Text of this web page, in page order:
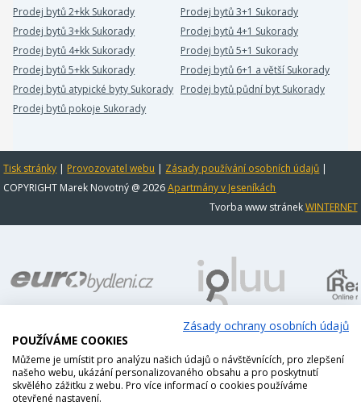
Prodej bytů 2+kk Sukorady
Prodej bytů 3+1 Sukorady
Prodej bytů 3+kk Sukorady
Prodej bytů 4+1 Sukorady
Prodej bytů 4+kk Sukorady
Prodej bytů 5+1 Sukorady
Prodej bytů 5+kk Sukorady
Prodej bytů 6+1 a větší Sukorady
Prodej bytů atypické byty Sukorady Prodej bytů půdní byt Sukorady
Prodej bytů pokoje Sukorady
Tisk stránky | Provozovatel webu | Zásady používání osobních údajů |
COPYRIGHT Marek Novotný @ 2026Apartmány v Jeseníkách
Tvorba www stránekWINTERNET
Zásady ochrany osobních údajů
POUŽÍVÁME COOKIES
Můžeme je umístit pro analýzu našich údajů o návštěvnících, pro zlepšení
našeho webu, ukázání personalizovaného obsahu a pro poskytnutí
skvělého zážitku z webu. Pro více informací o cookies používáme
otevřené nastavení.